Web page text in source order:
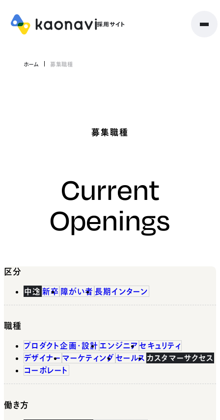
ホーム 募集職種
募集職種
Current
Openings
区分
中途 新卒 障がい者 長期インターン
職種
プロダクト企画・設計 エンジニア セキュリティ
デザイナー マーケティング セールス カスタマーサクセス
コーポレート
働き方